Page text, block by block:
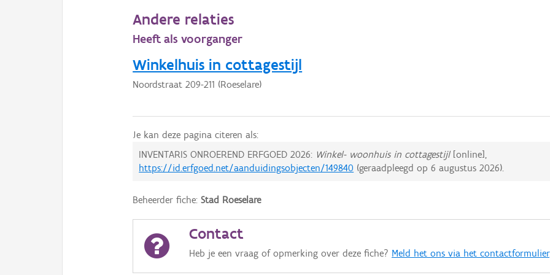
Andere relaties
Heeft als voorganger
Winkelhuis in cottagestijl
Noordstraat 209-211 (Roeselare)
Je kan deze pagina citeren als:
INVENTARIS ONROEREND ERFGOED 2026: Winkel- woonhuis in cottagestijl[online],
https://id.erfgoed.net/aanduidingsobjecten/149840 (geraadpleegd op6 augustus 2026).
Beheerder fiche:Stad Roeselare
Contact
Heb je een vraag of opmerking over deze fiche? Meld het ons via het contactformulier